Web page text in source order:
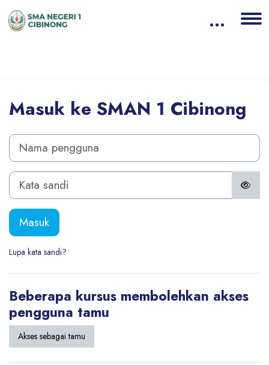
Masuk ke SMAN 1 Cibinong
Nama pengguna
Kata sandi
Masuk
Lupa kata sandi?
Beberapa kursus membolehkan akses
pengguna tamu
Akses sebagai tamu